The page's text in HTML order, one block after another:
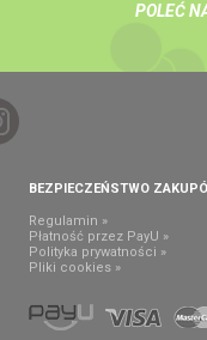
POLEĆ
BEZPIECZEŃSTWO
Regulamin »
Płatność przez PayU »
Polityka prywatności »
Pliki cookies »